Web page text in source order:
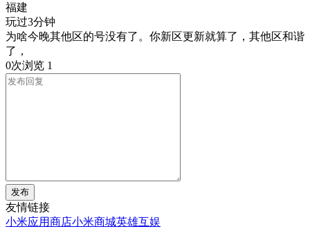
福建
玩过3分钟
为啥今晚其他区的号没有了。你新区更新就算了，其他区和谐
了，
0次浏览 1
发布
友情链接
小米应用商店小米商城英雄互娱